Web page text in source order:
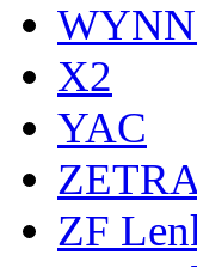
X2
YAC
ZF